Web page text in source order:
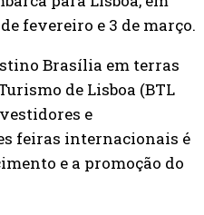
fevereiro e 3 de março.
Brasília em terras
de Lisboa (BTL
e
feiras internacionais é
e a promoção do